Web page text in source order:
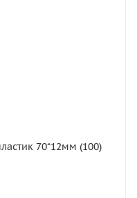
70*12мм (100)